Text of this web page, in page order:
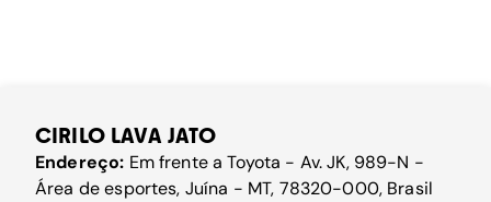
CIRILO LAVA JATO
Endereço: Em frente a Toyota - Av. JK, 989-N -
Área de esportes, Juína - MT, 78320-000, Brasil